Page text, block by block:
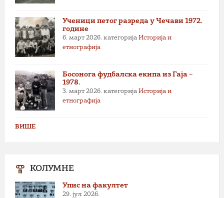
Ученици петог разреда у Чечави 1972.
године
6. март 2026. категорија Историја и
етнографија
Босонога фудбалска екипа из Гаја –
1978.
3. март 2026. категорија Историја и
етнографија
ВИШЕ
КОЛУМНЕ
Упис на факултет
29. јул 2026.